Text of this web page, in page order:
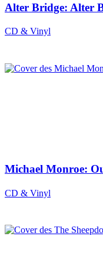
Alter Bridge: Alter
CD & Vinyl
Michael Monroe:
CD & Vinyl